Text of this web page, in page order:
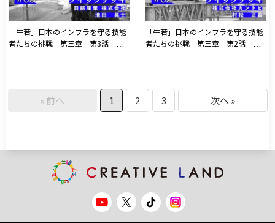
「牛若」日本のインフラを守る技能
者たちの挑戦 第三章 第3話 日
「牛若」日本のインフラを守る技能
者たちの挑戦 第三章 第2話 株
« 前へ 1 2 3 次へ »